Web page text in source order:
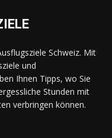
Schweiz. Mit
und
Ihnen Tipps, wo Sie
Stunden mit
verbringen können.